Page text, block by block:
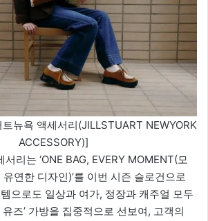
뉴욕 액세서리(JILLSTUART NEWYORK
ACCESSORY)]
리는 ‘ONE BAG, EVERY MOMENT(모
연한 디자인)’를 이번 시즌 슬로건으로
으로도 일상과 여가, 정장과 캐주얼 모두
즈’ 가방을 집중적으로 선보여, 고객의